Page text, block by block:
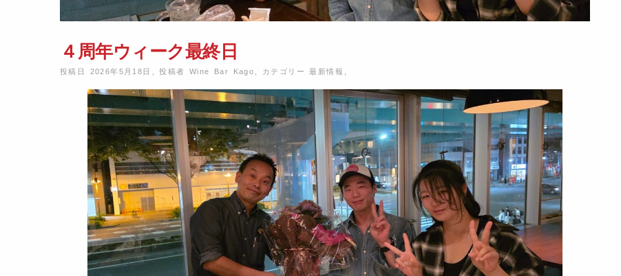
４周年ウィーク最終日
投稿日 2026年5月18日 ,投稿者Wine Bar Kago , カテゴリー最新情報 ,